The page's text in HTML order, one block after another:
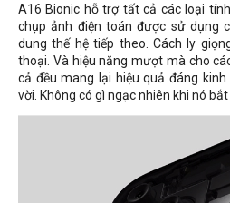
A16 Bionic hỗ trợ tất cả các loại
chụp ảnh điện toán được sử dụng
dung thế hệ tiếp theo. Cách ly
thoại. Và hiệu năng mượt mà cho
cả đều mang lại hiệu quả đáng
vời. Không có gì ngạc nhiên khi nó